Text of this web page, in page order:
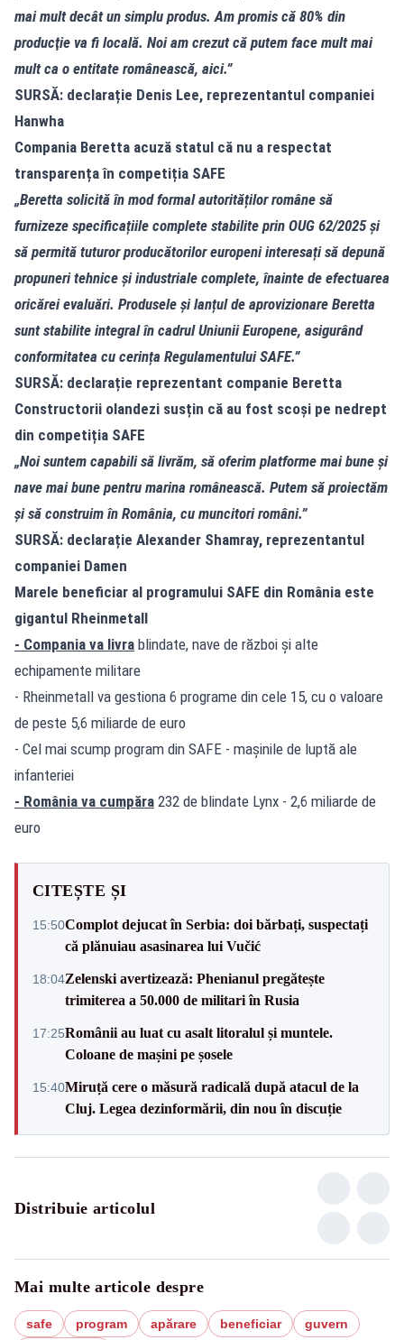
mai mult decât un simplu produs. Am promis că 80% din
producţie va fi locală. Noi am crezut că putem face mult mai
mult ca o entitate românească, aici.”
SURSĂ: declarație Denis Lee, reprezentantul companiei
Hanwha
Compania Beretta acuză statul că nu a respectat
transparența în competiția SAFE
„Beretta solicită în mod formal autorităților române să
furnizeze specificațiile complete stabilite prin OUG 62/2025 și
să permită tuturor producătorilor europeni interesați să depună
propuneri tehnice și industriale complete, înainte de efectuarea
oricărei evaluări. Produsele şi lanțul de aprovizionare Beretta
sunt stabilite integral în cadrul Uniunii Europene, asigurând
conformitatea cu cerința Regulamentului SAFE.”
SURSĂ: declarație reprezentant companie Beretta
Constructorii olandezi susțin că au fost scoși pe nedrept
din competiția SAFE
„Noi suntem capabili să livrăm, să oferim platforme mai bune și
nave mai bune pentru marina românească. Putem să proiectăm
și să construim în România, cu muncitori români.”
SURSĂ: declarație Alexander Shamray, reprezentantul
companiei Damen
Marele beneficiar al programului SAFE din România este
gigantul Rheinmetall
- Compania va livra blindate, nave de război și alte
echipamente militare
- Rheinmetall va gestiona 6 programe din cele 15, cu o valoare
de peste 5,6 miliarde de euro
- Cel mai scump program din SAFE - mașinile de luptă ale
infanteriei
- România va cumpăra 232 de blindate Lynx - 2,6 miliarde de
euro
CITEȘTE ȘI
15:50Complot dejucat în Serbia: doi bărbați, suspectați
că plănuiau asasinarea lui Vučić
18:04Zelenski avertizează: Phenianul pregătește
trimiterea a 50.000 de militari în Rusia
17:25Românii au luat cu asalt litoralul și muntele.
Coloane de mașini pe șosele
15:40Miruță cere o măsură radicală după atacul de la
Cluj. Legea dezinformării, din nou în discuție
Distribuie articolul
Mai multe articole despre
safe program apărare beneficiar guvern